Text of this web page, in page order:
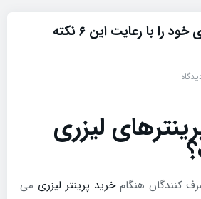
طول عمر پرینتر لیزری خود را با رعایت این ۶ نکته
لیزری
کنندگان هنگامخرید پرینتر لیزری می